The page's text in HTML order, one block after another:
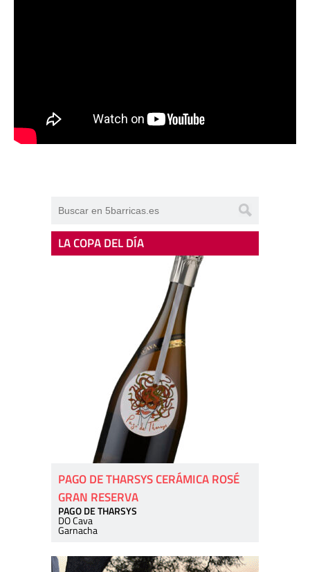
LA COPA DEL DÍA
PAGO DE THARSYS CERÁMICA ROSÉ
GRAN RESERVA
PAGO DE THARSYS
DO Cava
Garnacha